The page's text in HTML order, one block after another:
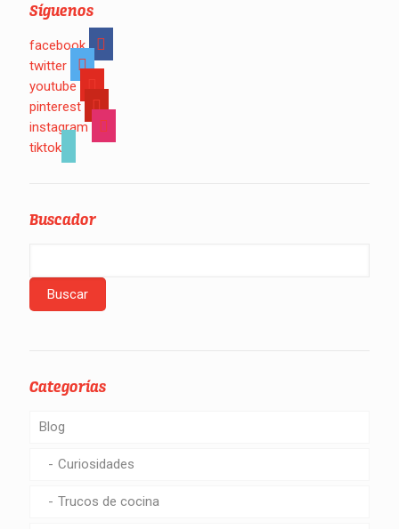
Síguenos
facebook
twitter
youtube
pinterest
instagram
tiktok
Buscador
Categorías
Blog
Curiosidades
Trucos de cocina